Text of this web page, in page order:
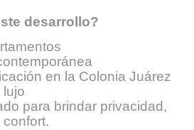
desarrollo?
en la Colonia Juárez
para brindar privacidad,